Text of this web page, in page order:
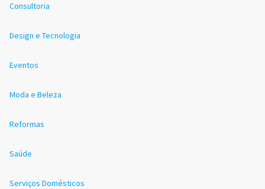
Consultoria
Design e Tecnologia
Eventos
Moda e Beleza
Reformas
Saúde
Serviços Domésticos